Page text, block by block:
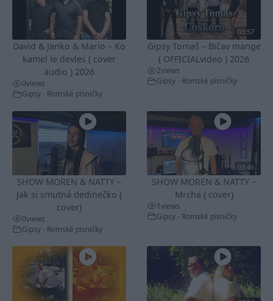
David & Janko & Mario – Ko
kamel le devles ( cover
audio ) 2026
0views
Gipsy - Romské písničky
03:57
Gipsy Tomaš – Bičav mange
( OFFICIALvideo ) 2026
2views
Gipsy - Romské písničky
SHOW MOREN & NATTY –
Jak si smutná dedinečko (
cover)
0views
Gipsy - Romské písničky
03:46
SHOW MOREN & NATTY –
Mrcha ( cover)
1views
Gipsy - Romské písničky